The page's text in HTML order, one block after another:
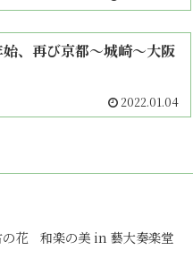
、再び京都〜城崎〜大阪
2022.01.04
の花 和楽の美 in 藝大奏楽堂